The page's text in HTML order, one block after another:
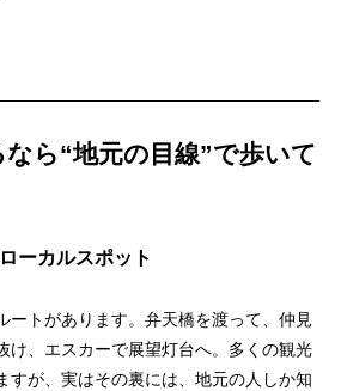
ら“地元の目線”で歩いて
ーカルスポット
ートがあります。弁天橋を渡って、仲見
け、エスカーで展望灯台へ。多くの観光
すが、実はその裏には、地元の人しか知